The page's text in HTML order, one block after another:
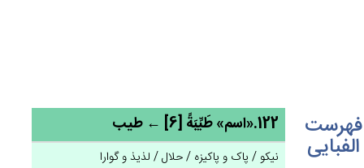
فهرست
الفبایی
122.«اسم» طَيِّبَة‌ً [6] ← طیب
نیکو / پاک و پاکیزه / حلال / لذیذ و گوارا